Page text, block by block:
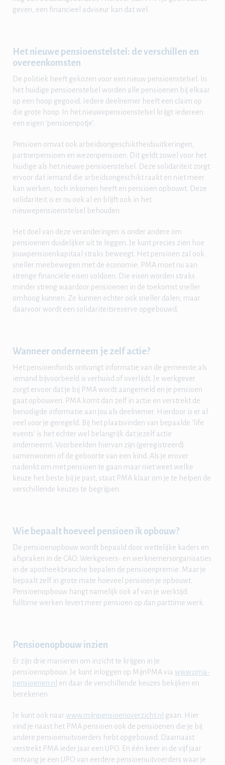
geven, een financieel adviseur kan dat wel.
Het nieuwe pensioenstelstel: de verschillen en
overeenkomsten
De politiek heeft gekozen voor een nieuw pensioenstelsel. In
het huidige pensioenstelsel worden alle pensioenen bij elkaar
op een hoop gegooid. Iedere deelnemer heeft een claim op
die grote hoop. In het nieuwepensioenstelsel krijgt iedereen
een eigen ‘pensioenpotje’.
Pensioen omvat ook arbeidsongeschiktheidsuitkeringen,
partnerpensioen en wezenpensioen. Dit geldt zowel voor het
huidige als het nieuwe pensioenstelsel. Deze solidariteit zorgt
ervoor dat iemand die arbeidsongeschikt raakt en niet meer
kan werken, toch inkomen heeft en pensioen opbouwt. Deze
solidariteit is er nu ook al en blijft ook in het
nieuwepensioenstelsel behouden.
Het doel van deze veranderingen is onder andere om
pensioenen duidelijker uit te leggen. Je kunt precies zien hoe
jouwpensioenkapitaal straks beweegt. Het pensioen zal ook
sneller meebewegen met de economie. PMA moet nu aan
strenge financiële eisen voldoen. Die eisen worden straks
minder streng waardoor pensioenen in de toekomst sneller
omhoog kunnen. Ze kunnen echter ook sneller dalen, maar
daarvoor wordt een solidariteitsreserve opgebouwd.
Wanneer onderneem je zelf actie?
Het pensioenfonds ontvangt informatie van de gemeente als
iemand bijvoorbeeld is verhuisd of overlijdt. Je werkgever
zorgt ervoor dat je bij PMA wordt aangemeld en je pensioen
gaat opbouwen. PMA komt dan zelf in actie en verstrekt de
benodigde informatie aan jou als deelnemer. Hierdoor is er al
veel voor je geregeld. Bij het plaatsvinden van bepaalde 'life
events' is het echter wel belangrijk dat jezelf actie
onderneemt. Voorbeelden hiervan zijn (geregistreerd)
samenwonen of de geboorte van een kind. Als je erover
nadenkt om met pensioen te gaan maar niet weet welke
keuze het beste bij je past, staat PMA klaar om je te helpen de
verschillende keuzes te begrijpen.
Wie bepaalt hoeveel pensioen ik opbouw?
De pensioenopbouw wordt bepaald door wettelijke kaders en
afspraken in de CAO. Werkgevers- en werknemersorganisaties
in de apotheekbranche bepalen de pensioenpremie. Maar je
bepaalt zelf in grote mate hoeveel pensioen je opbouwt.
Pensioenopbouw hangt namelijk ook af van je werktijd:
fulltime werken levert meer pensioen op dan parttime werk.
Pensioenopbouw inzien
Er zijn drie manieren om inzicht te krijgen in je
pensioenopbouw. Je kunt inloggen op MijnPMA via www.pma-
pensioenen.nl en daar de verschillende keuzes bekijken en
berekenen.
Je kunt ook naarwww.mijnpensioenoverzicht.nl gaan. Hier
vind je naast het PMA pensioen ook de pensioenen die je bij
andere pensioenuitvoerders hebt opgebouwd. Daarnaast
verstrekt PMA ieder jaar een UPO. En één keer in de vijf jaar
ontvang je een UPO van eerdere pensioenuitvoerders waar je